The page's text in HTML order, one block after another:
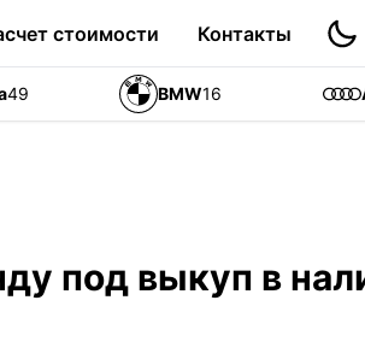
стоимости Контакты
49 BMW16
под выкуп в